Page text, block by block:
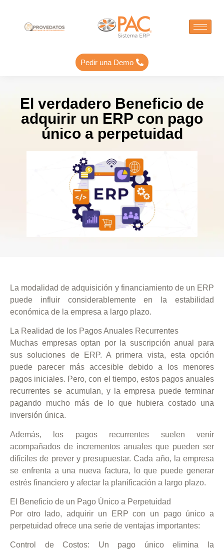
Pedir una Demo
El verdadero Beneficio de
adquirir un ERP con pago
único a perpetuidad
La modalidad de adquisición y financiamiento de un ERP
puede influir considerablemente en la estabilidad
económica de la empresa a largo plazo.
La Realidad de los Pagos Anuales Recurrentes
Muchas empresas optan por la suscripción anual para
sus soluciones de ERP. A primera vista, esta opción
puede parecer más accesible debido a los menores
pagos iniciales. Pero, con el tiempo, estos pagos anuales
recurrentes se acumulan, y la empresa puede terminar
pagando mucho más de lo que hubiera costado una
inversión única.
Además, los pagos recurrentes suelen venir
acompañados de incrementos anuales que pueden ser
difíciles de prever y presupuestar. Cada año, la empresa
se enfrenta a una nueva factura, lo que puede generar
estrés financiero y afectar la planificación a largo plazo.
El Beneficio de un Pago Único a Perpetuidad
Por otro lado, adquirir un ERP con un pago único a
perpetuidad ofrece una serie de ventajas importantes:
Control de Costos: Un pago único elimina la
PAC-ERP® Asistente